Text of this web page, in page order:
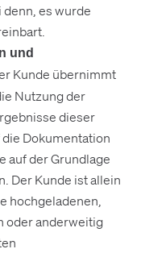
denn, es wurde
und
Kunde übernimmt
Nutzung der
dieser
Dokumentation
auf der Grundlage
Der Kunde ist allein
hochgeladenen,
oder anderweitig